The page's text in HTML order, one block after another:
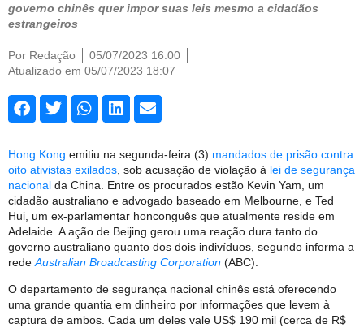
governo chinês quer impor suas leis mesmo a cidadãos
estrangeiros
Por Redação
05/07/2023 16:00
Atualizado em 05/07/2023 18:07
Hong Kong emitiu na segunda-feira (3) mandados de prisão contra
oito ativistas exilados , sob acusação de violação à lei de segurança
nacional da China. Entre os procurados estão Kevin Yam, um
cidadão australiano e advogado baseado em Melbourne, e Ted
Hui, um ex-parlamentar honconguês que atualmente reside em
Adelaide. A ação de Beijing gerou uma reação dura tanto do
governo australiano quanto dos dois indivíduos, segundo informa a
rede Australian Broadcasting Corporation (ABC).
O departamento de segurança nacional chinês está oferecendo
uma grande quantia em dinheiro por informações que levem à
captura de ambos. Cada um deles vale US$ 190 mil (cerca de R$